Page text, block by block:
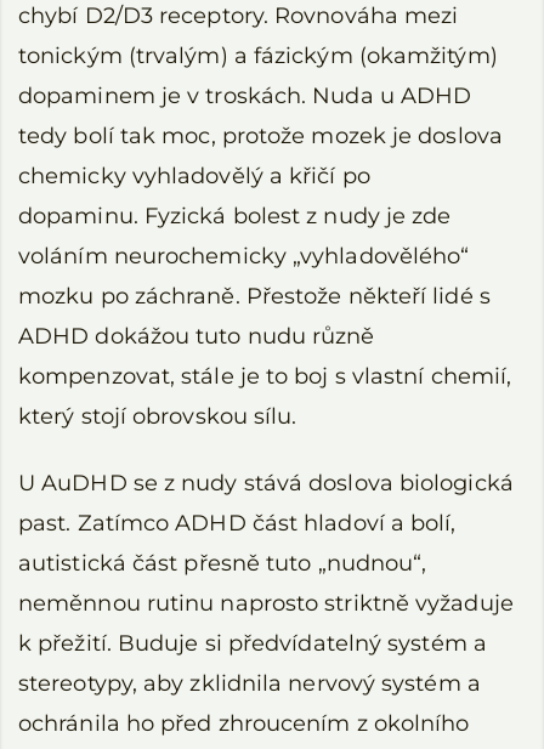
chybí D2/D3 receptory. Rovnováha mezi
tonickým (trvalým) a fázickým (okamžitým)
dopaminem je v troskách. Nuda u ADHD
tedy bolí tak moc, protože mozek je doslova
chemicky vyhladovělý a křičí po
dopaminu. Fyzická bolest z nudy je zde
voláním neurochemicky „vyhladovělého“
mozku po záchraně. Přestože někteří lidé s
ADHD dokážou tuto nudu různě
kompenzovat, stále je to boj s vlastní chemií,
který stojí obrovskou sílu.
U AuDHD se z nudy stává doslova biologická
past. Zatímco ADHD část hladoví a bolí,
autistická část přesně tuto „nudnou“,
neměnnou rutinu naprosto striktně vyžaduje
k přežití. Buduje si předvídatelný systém a
stereotypy, aby zklidnila nervový systém a
ochránila ho před zhroucením z okolního